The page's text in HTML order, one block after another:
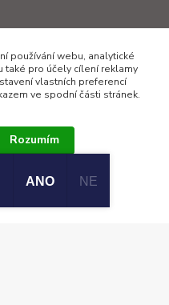
používání webu, analytické
také pro účely cílení reklamy
vlastních preferencí
ve spodní části stránek.
Rozumím
zde
ANO NE